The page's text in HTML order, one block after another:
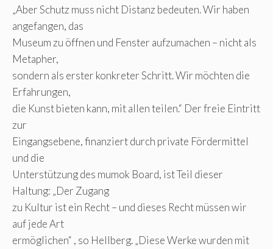
„Aber Schutz muss nicht Distanz bedeuten. Wir haben
angefangen, das
Museum zu öffnen und Fenster aufzumachen – nicht als
Metapher,
sondern als erster konkreter Schritt. Wir möchten die
Erfahrungen,
die Kunst bieten kann, mit allen teilen.“ Der freie Eintritt
zur
Eingangsebene, finanziert durch private Fördermittel
und die
Unterstützung des mumok Board, ist Teil dieser
Haltung: „Der Zugang
zu Kultur ist ein Recht – und dieses Recht müssen wir
auf jede Art
ermöglichen“ , so Hellberg. „Diese Werke wurden mit